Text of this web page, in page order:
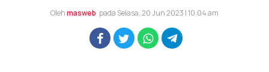
Olehmasweb pada Selasa, 20 Jun 2023 | 10:04 am